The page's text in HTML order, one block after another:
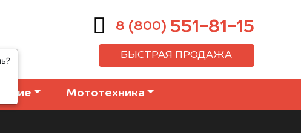
8 (800) 551-81-15
БЫСТРАЯ ПРОДАЖА
Мототехника